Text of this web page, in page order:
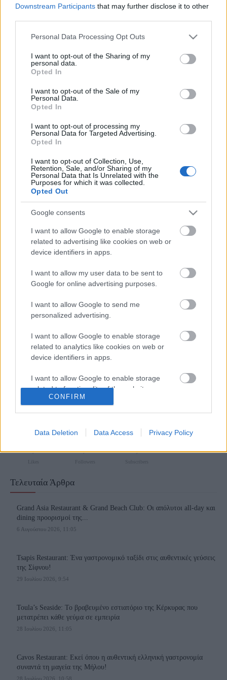
Downstream Participants that may further disclose it to other
Please note that this website/app uses one or more Google
not limited to your visit or usage behaviour. You may click to
grant or deny consent to Google and its third-party tags to
use your data for below specified purposes in below Google
consent section.
Personal Data Processing Opt Outs
I want to opt-out of the Sharing of my
personal data.
Opted In
I want to opt-out of the Sale of my
Personal Data.
Opted In
I want to opt-out of processing my
Personal Data for Targeted Advertising.
Opted In
I want to opt-out of Collection, Use,
Retention, Sale, and/or Sharing of my
Personal Data that Is Unrelated with the
Purposes for which it was collected.
Opted Out
Google consents
I want to allow Google to enable storage
related to advertising like cookies on web or
device identifiers in apps.
I want to allow my user data to be sent to
Google for online advertising purposes.
I want to allow Google to send me
personalized advertising.
I want to allow Google to enable storage
related to analytics like cookies on web or
device identifiers in apps.
I want to allow Google to enable storage
related to functionality of the website or app.
related to security, including authentication
CONFIRM
Data Deletion Data Access Privacy Policy
Travel News
στις 19:00!
15 Φεβρουαρίου 2021, 13:09
Κλειστοί δρόμοι, αλυσίδες μέχρι...
Εθνική Οδός: Το εντυπωσιακό σκηνικό με την Αθηνών-Λαμίας
ντυμένη στα λευκά! (video)
30 Δεκεμβρίου 2019, 12:10
θερμοκρασίες και χιονοπτώσεις, αποτέλεσμα...
Follow us
110,023 35,490 218,000
Τελευταία Άρθρα
Grand Asia Restaurant & Grand Beach Club: Οι απόλυτοι all-day και
dining προορισμοί της...
6 Αυγούστου 2026, 11:05
Tsapis Restaurant: Ένα γαστρονομικό ταξίδι στις αυθεντικές γεύσεις
της Σίφνου!
29 Ιουλίου 2026, 9:54
Toula’s Seaside: Το βραβευμένο εστιατόριο της Κέρκυρας που
μετατρέπει κάθε γεύμα σε εμπειρία
28 Ιουλίου 2026, 11:05
Cavos Restaurant: Εκεί όπου η αυθεντική ελληνική γαστρονομία
συναντά τη μαγεία της Μήλου!
28 Ιουλίου 2026, 10:58